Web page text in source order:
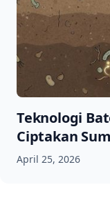
Teknologi
Ciptakan
April 25, 2026